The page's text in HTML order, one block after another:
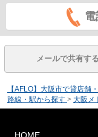
メールで共有する
【AFLO】大阪市で貸店舗
路線・駅から探す > 大阪メ